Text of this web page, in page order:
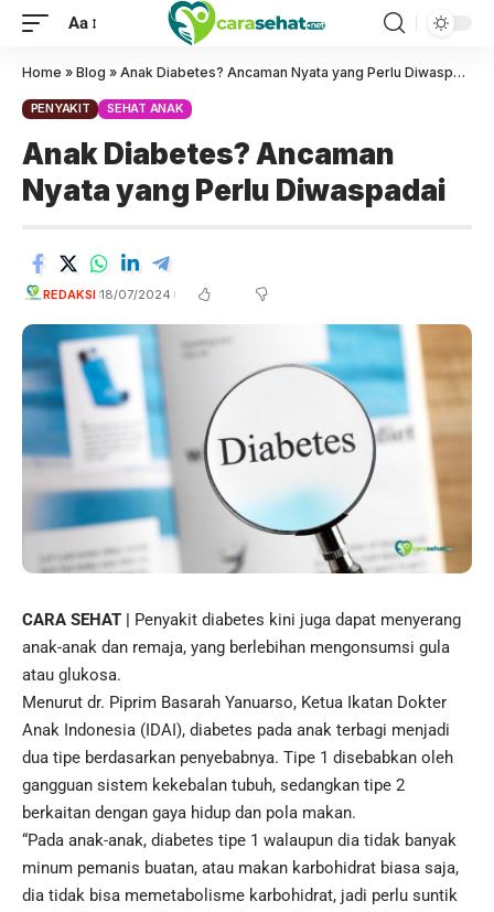
Aa
Home » Blog » Anak Diabetes? Ancaman Nyata yang Perlu Diwaspadai
PENYAKIT SEHAT ANAK
Anak Diabetes? Ancaman
Nyata yang Perlu Diwaspadai
REDAKSI 18/07/2024
CARA SEHAT | Penyakit diabetes kini juga dapat menyerang
anak-anak dan remaja, yang berlebihan mengonsumsi gula
atau glukosa.
Menurut dr. Piprim Basarah Yanuarso, Ketua Ikatan Dokter
Anak Indonesia (IDAI), diabetes pada anak terbagi menjadi
dua tipe berdasarkan penyebabnya. Tipe 1 disebabkan oleh
gangguan sistem kekebalan tubuh, sedangkan tipe 2
berkaitan dengan gaya hidup dan pola makan.
“Pada anak-anak, diabetes tipe 1 walaupun dia tidak banyak
minum pemanis buatan, atau makan karbohidrat biasa saja,
dia tidak bisa memetabolisme karbohidrat, jadi perlu suntik